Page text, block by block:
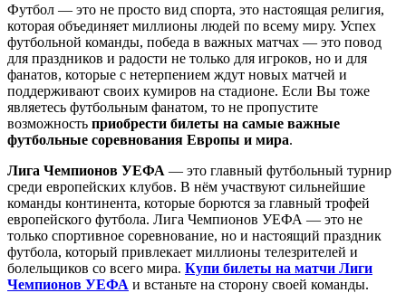
Футбол — это не просто вид спорта, это настоящая религия,
которая объединяет миллионы людей по всему миру. Успех
футбольной команды, победа в важных матчах — это повод
для праздников и радости не только для игроков, но и для
фанатов, которые с нетерпением ждут новых матчей и
поддерживают своих кумиров на стадионе. Если Вы тоже
являетесь футбольным фанатом, то не пропустите
возможность приобрести билеты на самые важные
футбольные соревнования Европы и мира.
Лига Чемпионов УЕФА — это главный футбольный турнир
среди европейских клубов. В нём участвуют сильнейшие
команды континента, которые борются за главный трофей
европейского футбола. Лига Чемпионов УЕФА — это не
только спортивное соревнование, но и настоящий праздник
футбола, который привлекает миллионы телезрителей и
болельщиков со всего мира. Купи билеты на матчи Лиги
Чемпионов УЕФА и встаньте на сторону своей команды.